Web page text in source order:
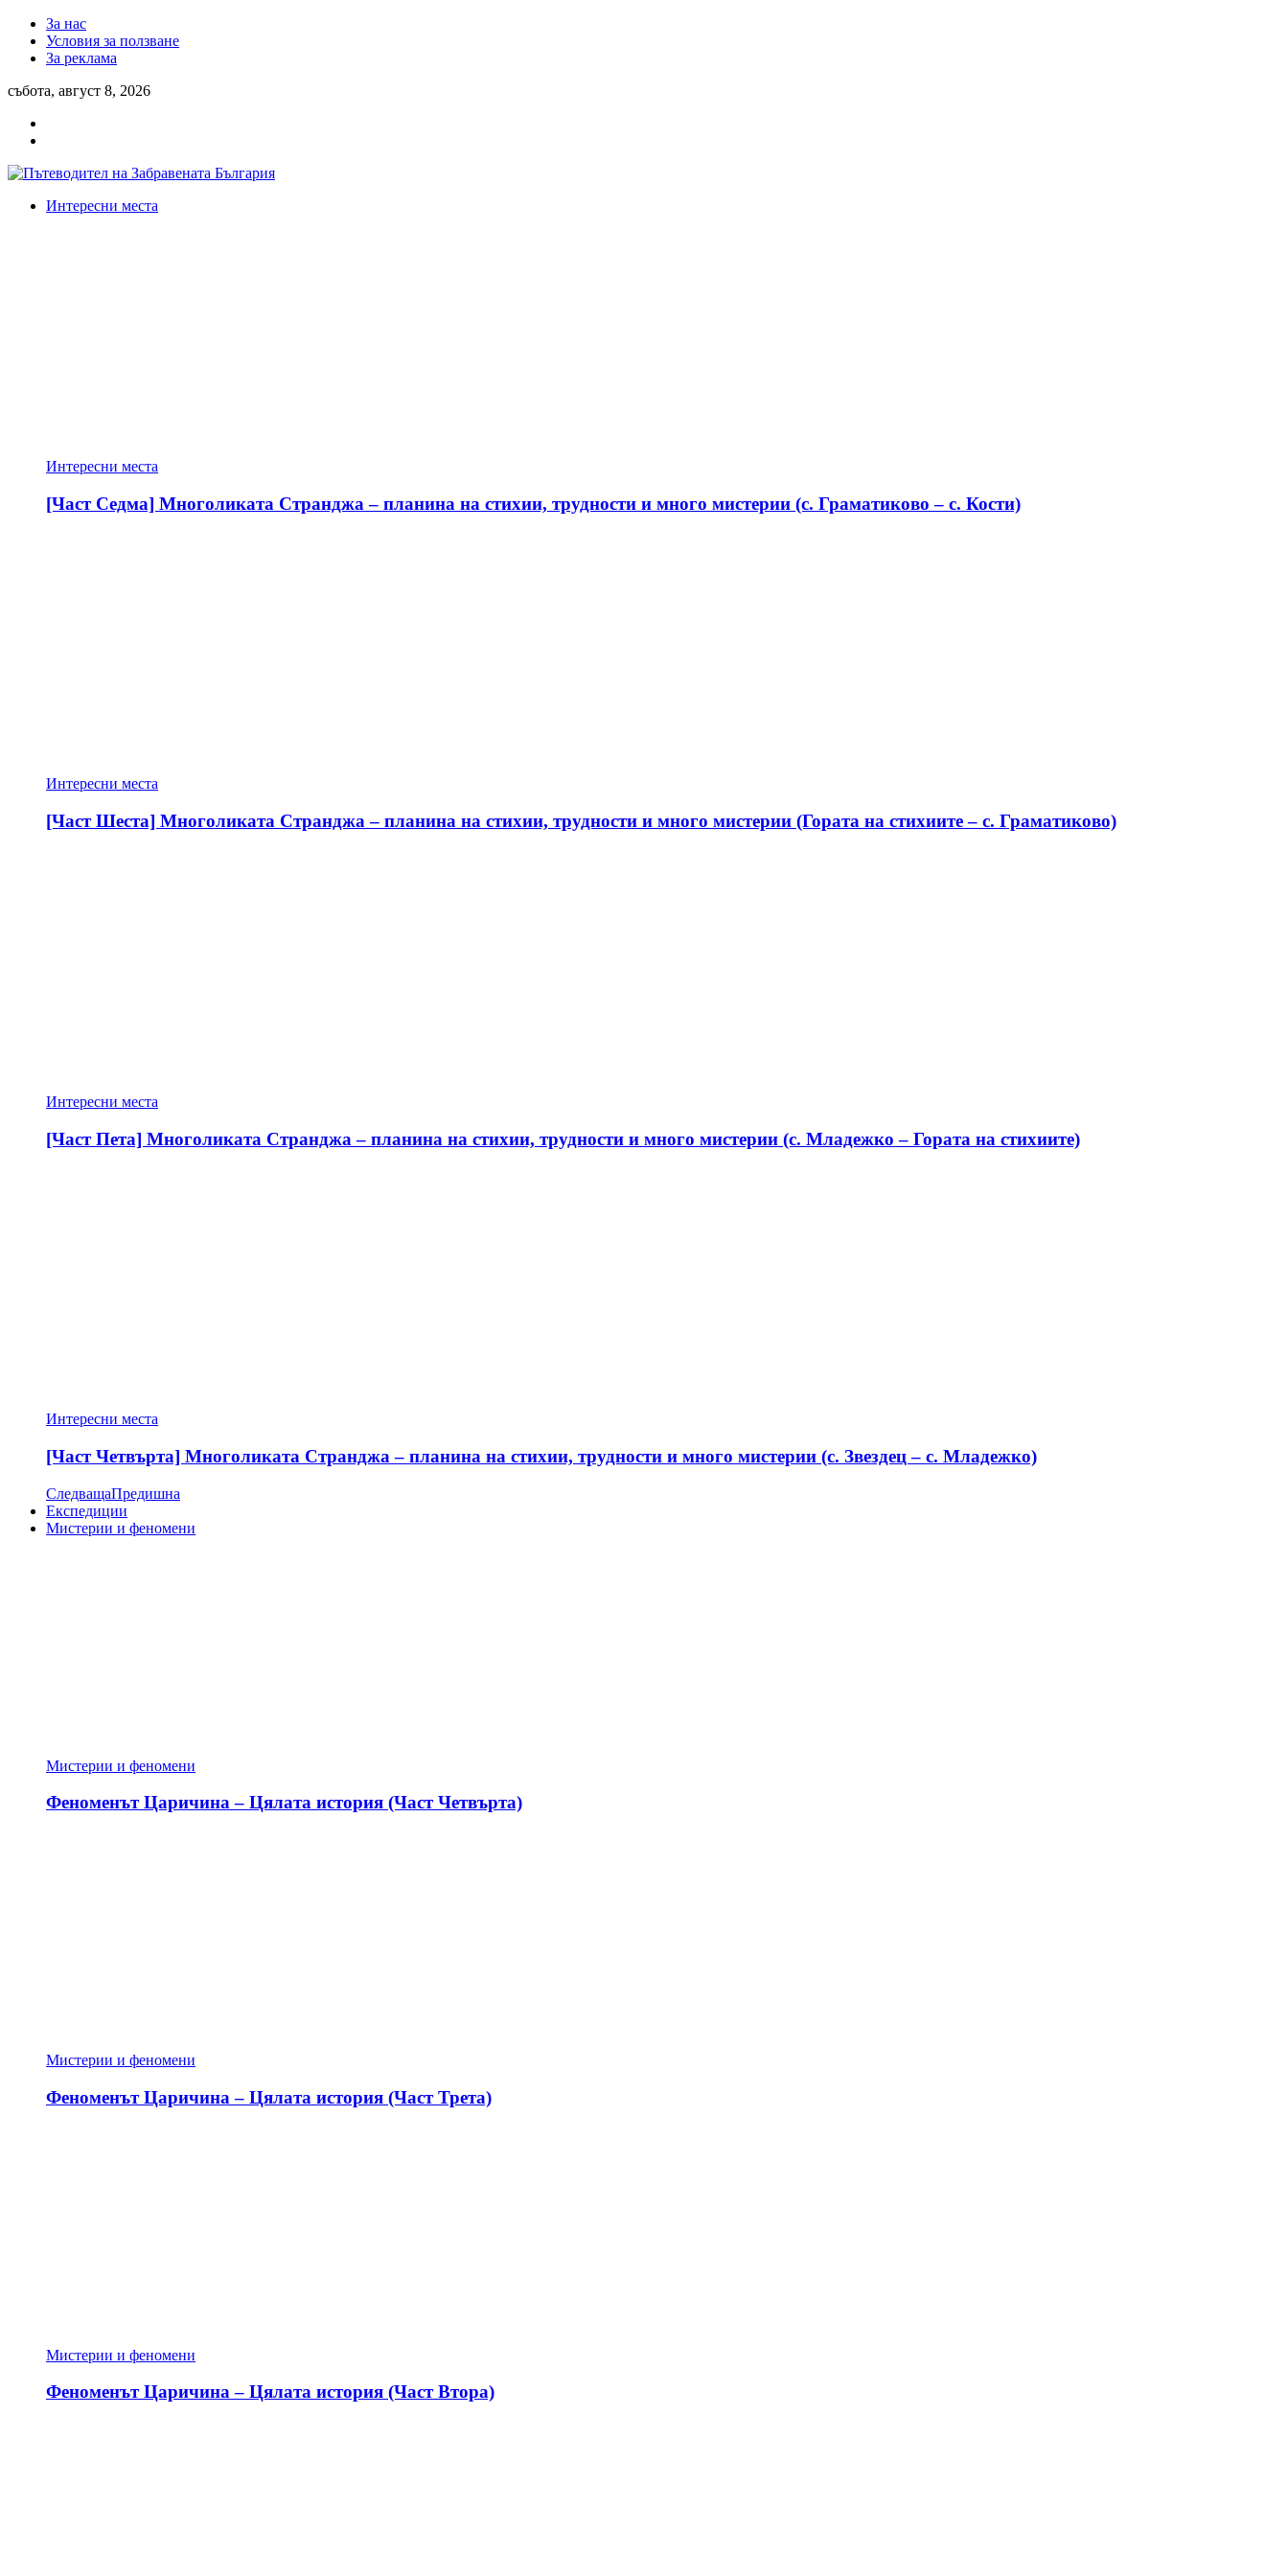
За нас
Условия за ползване
За реклама
събота, август 8, 2026
Интересни места
Интересни места
[Част Седма] Многоликата Странджа – планина на стихии, трудности и много мистерии (с. Граматиково – с. Кости)
Интересни места
[Част Шеста] Многоликата Странджа – планина на стихии, трудности и много мистерии (Гората на стихиите – с. Граматиково)
Интересни места
[Част Пета] Многоликата Странджа – планина на стихии, трудности и много мистерии (с. Младежко – Гората на стихиите)
Интересни места
[Част Четвърта] Многоликата Странджа – планина на стихии, трудности и много мистерии (с. Звездец – с. Младежко)
СледващаПредишна
Експедиции
Мистерии и феномени
Мистерии и феномени
Феноменът Царичина – Цялата история (Част Четвърта)
Мистерии и феномени
Феноменът Царичина – Цялата история (Част Трета)
Мистерии и феномени
Феноменът Царичина – Цялата история (Част Втора)